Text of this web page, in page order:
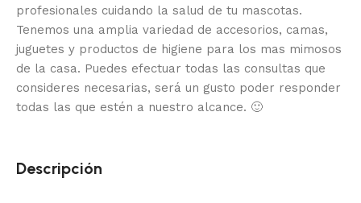
profesionales cuidando la salud de tu mascotas.
Tenemos una amplia variedad de accesorios, camas,
juguetes y productos de higiene para los mas mimosos
de la casa. Puedes efectuar todas las consultas que
consideres necesarias, será un gusto poder responder
todas las que estén a nuestro alcance. 🙂
Descripción